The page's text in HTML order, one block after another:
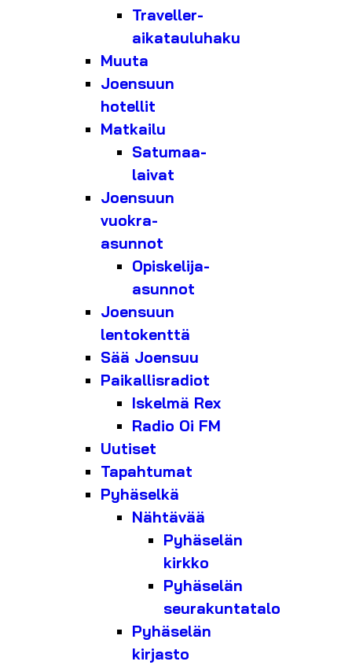
Traveller-
aikatauluhaku
Muuta
Joensuun
hotellit
Matkailu
Satumaa-
laivat
Joensuun
vuokra-
asunnot
Opiskelija-
asunnot
Joensuun
lentokenttä
Sää Joensuu
Paikallisradiot
Iskelmä Rex
Radio Oi FM
Uutiset
Tapahtumat
Pyhäselkä
Nähtävää
Pyhäselän
kirkko
Pyhäselän
seurakuntatalo
Pyhäselän
kirjasto